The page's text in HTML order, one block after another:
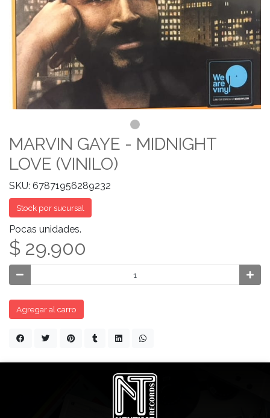
MARVIN GAYE - MIDNIGHT
LOVE (VINILO)
SKU: 67871956289232
Stock por sucursal
Pocas unidades.
$ 29.900
Agregar al carro